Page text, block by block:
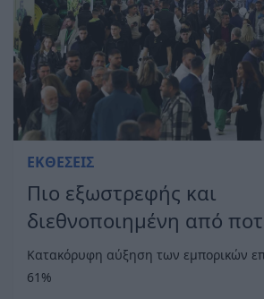
ΕΚΘΈΣΕΙΣ
Πιο εξωστρεφής και
διεθνοποιημένη από
Κατακόρυφη αύξηση των εμπορικών
61%